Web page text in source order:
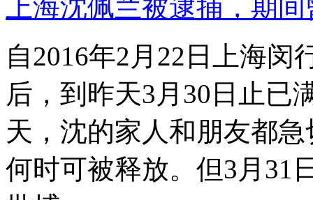
上海沈佩兰被逮捕，期
自2016年2月22日上海
后，到昨天3月30日止已
天，沈的家人和朋友都
何时可被释放。但3月31